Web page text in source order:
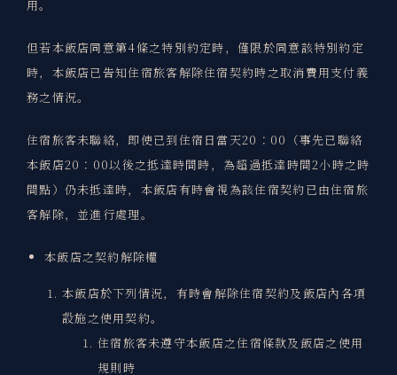
用。
但若本飯店同意第4條之特別約定時，僅限於同意該特別約定
時，本飯店已告知住宿旅客解除住宿契約時之取消費用支付義
務之情況。
住宿旅客未聯絡，即使已到住宿日當天20：00（事先已聯絡
本飯店20：00以後之抵達時間時，為超過抵達時間2小時之時
間點）仍未抵達時，本飯店有時會視為該住宿契約已由住宿旅
客解除，並進行處理。
本飯店之契約解除權
本飯店於下列情況，有時會解除住宿契約及飯店內各項
設施之使用契約。
住宿旅客未遵守本飯店之住宿條款及飯店之使用
規則時